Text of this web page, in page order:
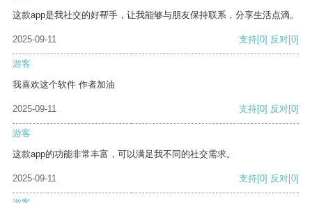
这款app是我社交的好帮手，让我能够与朋友保持联系，分享生活点滴。
2025-09-11 支持[0] 反对[0]
游客
我喜欢这个软件 作者加油
2025-09-11 支持[0] 反对[0]
游客
这款app的功能非常丰富，可以满足我不同的社交需求。
2025-09-11 支持[0] 反对[0]